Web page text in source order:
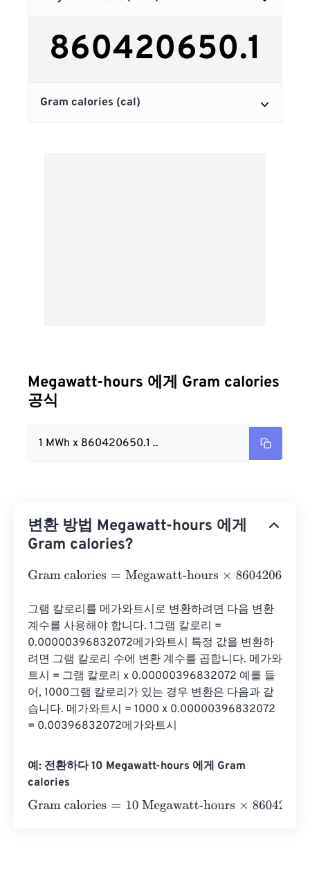
Megawatt-hours 에게 Gram calories
공식
1 MWh x 860420650.1 ..
변환 방법 Megawatt-hours 에게
Gram calories?
Gram calories=Megawatt-hours×860420650.1
그램 칼로리를 메가와트시로 변환하려면 다음 변환
계수를 사용해야 합니다. 1그램 칼로리 =
0.00000396832072메가와트시 특정 값을 변환하
려면 그램 칼로리 수에 변환 계수를 곱합니다. 메가와
트시 = 그램 칼로리 x 0.00000396832072 예를 들
어, 1000그램 칼로리가 있는 경우 변환은 다음과 같
습니다. 메가와트시 = 1000 x 0.00000396832072
= 0.00396832072메가와트시
예: 전환하다 10 Megawatt-hours 에게 Gram
calories
Gram calories=10 Megawatt-hours×860420650.1=